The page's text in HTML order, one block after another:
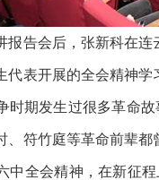
报告会后，张新科在
代表开展的全会精神
期发生过很多革命故
、符竹庭等革命前辈
中全会精神，在新征